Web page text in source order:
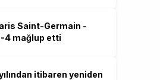
Saint-Germain -
4 mağlup etti
itibaren yeniden